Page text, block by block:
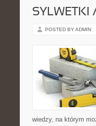
SYLWETKI
POSTED BY ADMIN
wiedzy, na którym